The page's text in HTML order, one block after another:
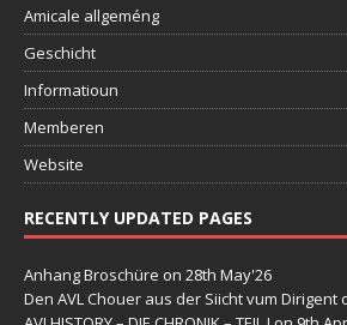
Amicale allgeméng
Geschicht
Informatioun
Memberen
Website
RECENTLY UPDATED PAGES
Anhang Broschüre on 28th May'26
Den AVL Chouer aus der Siicht vum Dirigent